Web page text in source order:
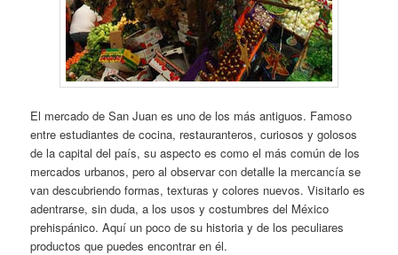
El mercado de San Juan es uno de los más antiguos. Famoso
entre estudiantes de cocina, restauranteros, curiosos y golosos
de la capital del país, su aspecto es como el más común de los
mercados urbanos, pero al observar con detalle la mercancía se
van descubriendo formas, texturas y colores nuevos. Visitarlo es
adentrarse, sin duda, a los usos y costumbres del México
prehispánico. Aquí un poco de su historia y de los peculiares
productos que puedes encontrar en él.